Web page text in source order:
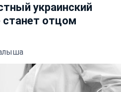
украинский
отцом